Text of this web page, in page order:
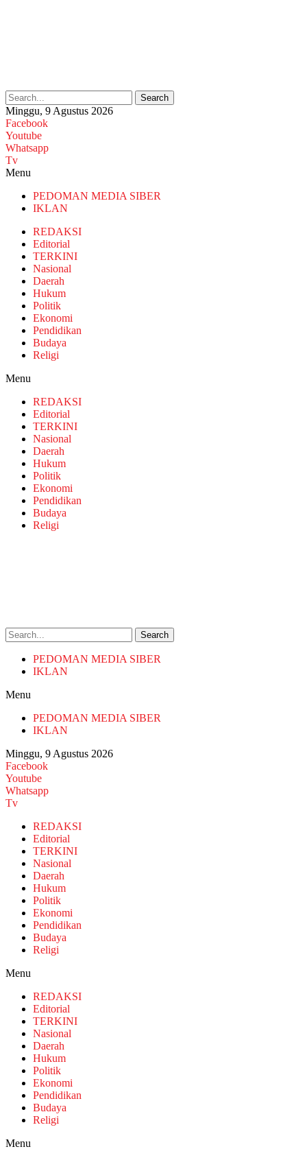
Search
Minggu, 9 Agustus 2026
Facebook
Youtube
Whatsapp
Tv
Menu
PEDOMAN MEDIA SIBER
IKLAN
REDAKSI
Editorial
TERKINI
Nasional
Daerah
Hukum
Politik
Ekonomi
Pendidikan
Budaya
Religi
Menu
REDAKSI
Editorial
TERKINI
Nasional
Daerah
Hukum
Politik
Ekonomi
Pendidikan
Budaya
Religi
Search
PEDOMAN MEDIA SIBER
IKLAN
Menu
PEDOMAN MEDIA SIBER
IKLAN
Minggu, 9 Agustus 2026
Facebook
Youtube
Whatsapp
Tv
REDAKSI
Editorial
TERKINI
Nasional
Daerah
Hukum
Politik
Ekonomi
Pendidikan
Budaya
Religi
Menu
REDAKSI
Editorial
TERKINI
Nasional
Daerah
Hukum
Politik
Ekonomi
Pendidikan
Budaya
Religi
Menu